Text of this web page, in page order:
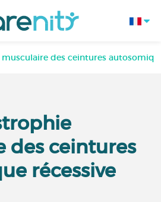
des ceintures
des ceintures
récessive